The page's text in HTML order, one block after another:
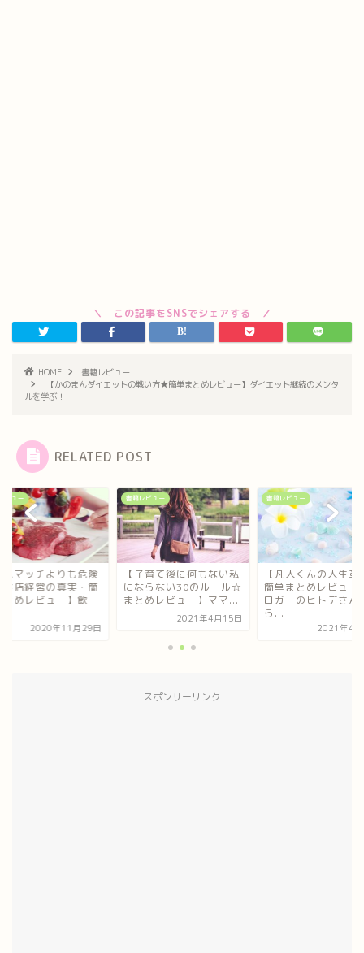
HOME
書籍レビュー
【かのまんダイエットの戦い方★簡単まとめレビュー】ダイエット継続のメンタ
ルを学ぶ！
RELATED POST
ビュー
育て後に何もない私
らない30のルール☆
レビュー】ママ...
書籍レビュー
【凡人くんの人生革命☆
簡単まとめレビュー】ブ
ロガーのヒトデさんか
書籍レビュー
【デスマッチよりも
な飲食店経営の真実
単まとめレビュー】
食...
2020年11
スポンサーリンク